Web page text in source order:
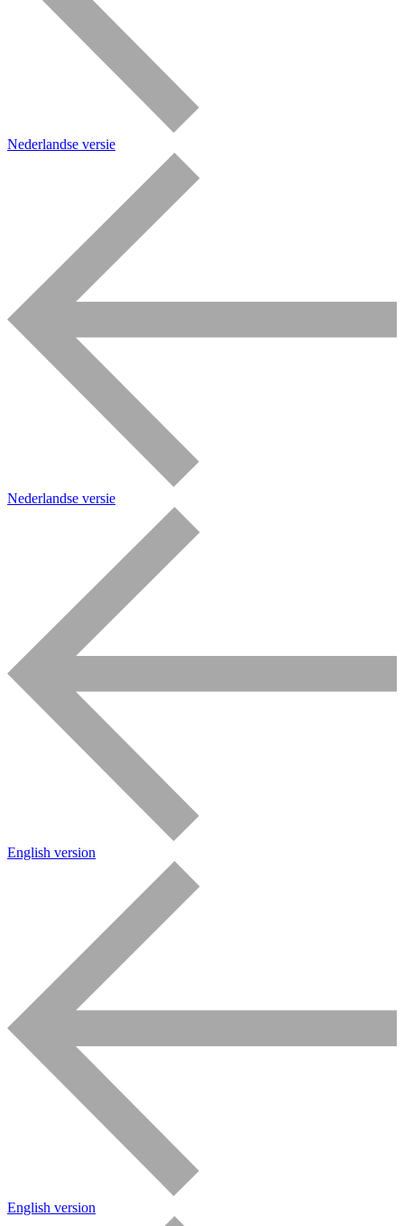
Nederlandse versie
Nederlandse versie
English version
English version